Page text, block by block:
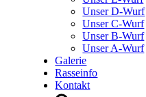
Unser D-Wurf
Unser C-Wurf
Unser B-Wurf
Unser A-Wurf
Galerie
Rasseinfo
Kontakt